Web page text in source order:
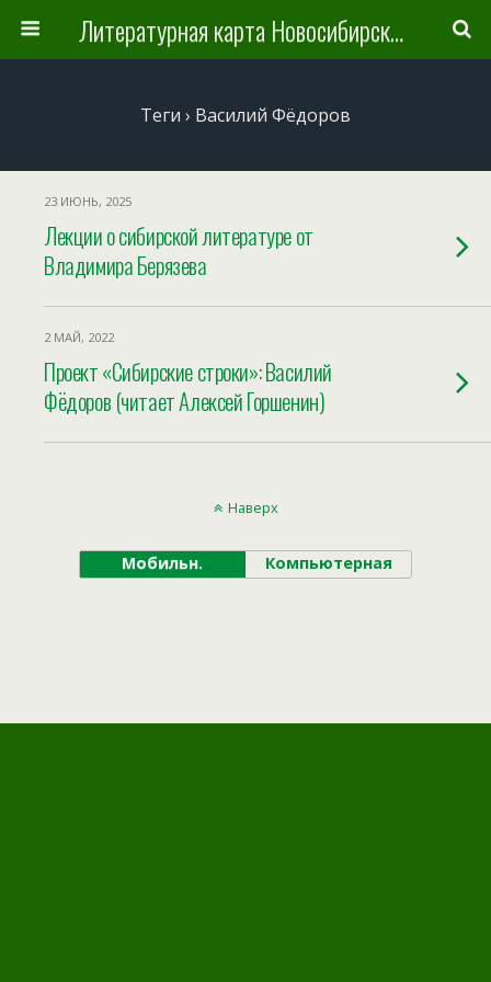
Литературная карта Новосибирска и Новосибирской области
Теги › Василий Фёдоров
23 ИЮНЬ, 2025
Лекции о сибирской литературе от
Владимира Берязева
2 МАЙ, 2022
Проект «Сибирские строки»: Василий
Фёдоров (читает Алексей Горшенин)
Наверх
Мобильн. Компьютерная